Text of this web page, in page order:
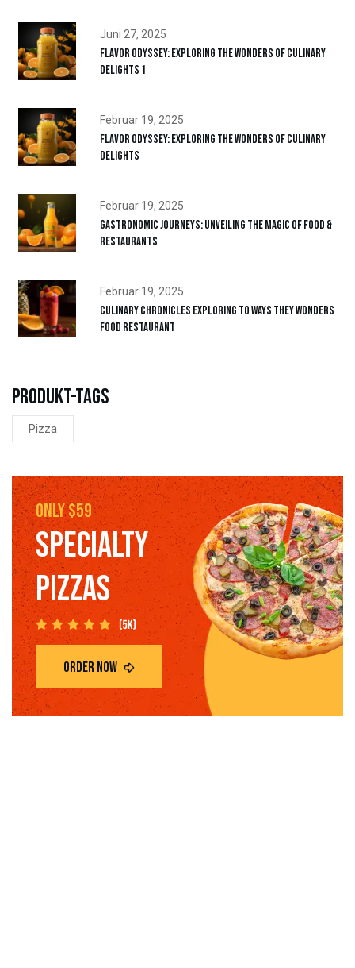
Juni 27, 2025
Flavor Odyssey: Exploring the Wonders of Culinary
Delights 1
Februar 19, 2025
Flavor Odyssey: Exploring the Wonders of Culinary
Delights
Februar 19, 2025
Gastronomic Journeys: Unveiling the Magic of Food &
Restaurants
Februar 19, 2025
Culinary Chronicles Exploring to ways They Wonders
Food Restaurant
Produkt-Tags
Pizza
only $59
SPECIALTY
PIZZAS